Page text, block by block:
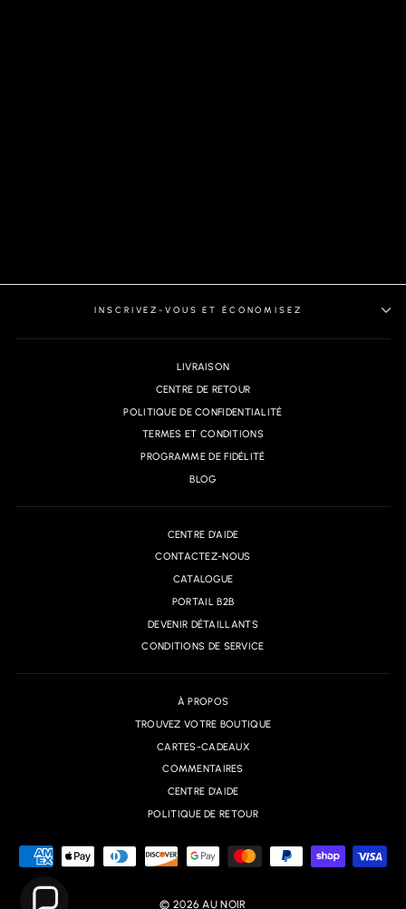
INSCRIVEZ-VOUS ET ÉCONOMISEZ
LIVRAISON
CENTRE DE RETOUR
POLITIQUE DE CONFIDENTIALITÉ
TERMES ET CONDITIONS
PROGRAMME DE FIDÉLITÉ
BLOG
CENTRE D'AIDE
CONTACTEZ-NOUS
CATALOGUE
PORTAIL B2B
DEVENIR DÉTAILLANTS
CONDITIONS DE SERVICE
À PROPOS
TROUVEZ VOTRE BOUTIQUE
CARTES-CADEAUX
COMMENTAIRES
CENTRE D'AIDE
POLITIQUE DE RETOUR
© 2026 AU NOIR